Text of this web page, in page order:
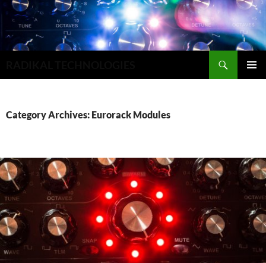
Category Archives: Eurorack Modules